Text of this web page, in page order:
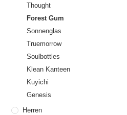
Thought
Forest Gum
Sonnenglas
Truemorrow
Soulbottles
Klean Kanteen
Kuyichi
Genesis
Herren